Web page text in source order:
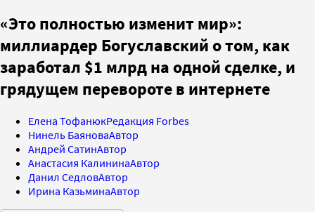
«Это полностью изменит мир»:
миллиардер Богуславский о том, как
заработал $1 млрд на одной сделке, и
грядущем перевороте в интернете
Елена ТофанюкРедакция Forbes
Нинель БаяноваАвтор
Андрей СатинАвтор
Анастасия КалининаАвтор
Данил СедловАвтор
Ирина КазьминаАвтор